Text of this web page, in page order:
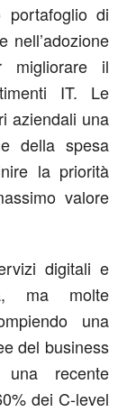
portafoglio di
nell’adozione
migliorare il
IT. Le
aziendali una
della spesa
la priorità
valore
digitali e
ma molte
una
del business
recente
dei C-level